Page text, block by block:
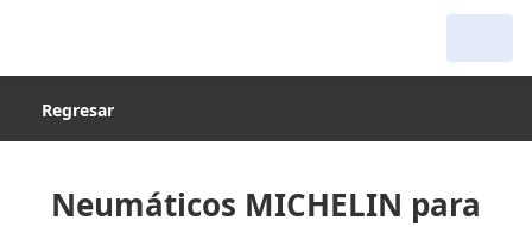
Regresar
Neumáticos MICHELIN para